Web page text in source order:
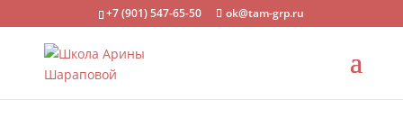
+7 (901) 547-65-50 ok@tam-grp.ru